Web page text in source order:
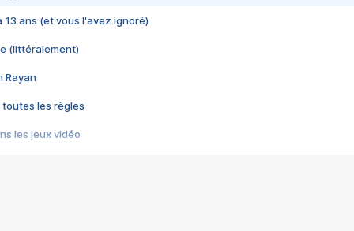
13 ans (et vous l'avez ignoré)
(littéralement)
Rayan
toutes les règles
les jeux vidéo